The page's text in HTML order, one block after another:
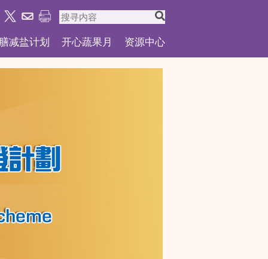
减盐计划 开心蔬果月 资源中心